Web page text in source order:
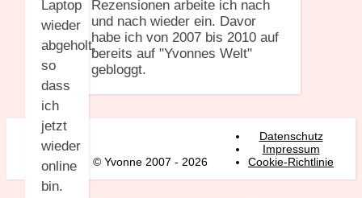
Laptop
wieder
abgeholt,
so
dass
ich
jetzt
wieder
online
bin.
Rezensionen arbeite ich nach
und nach wieder ein. Davor
habe ich von 2007 bis 2010 auf
bereits auf "Yvonnes Welt"
gebloggt.
© Yvonne 2007 - 2026
Datenschutz
Impressum
Cookie-Richtlinie